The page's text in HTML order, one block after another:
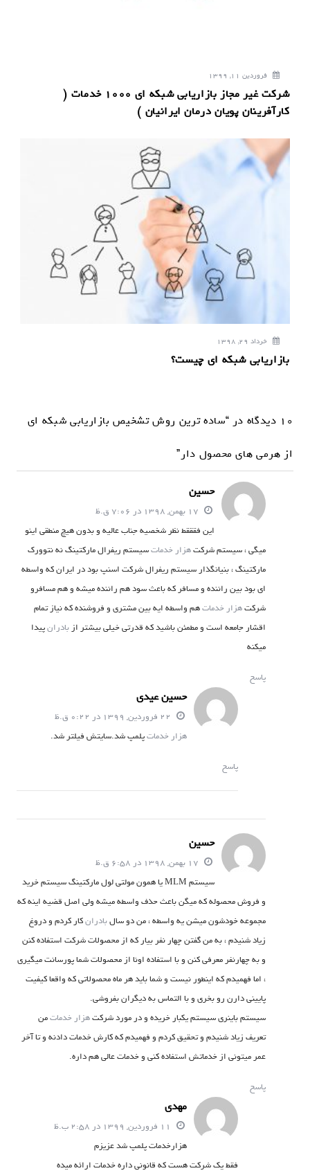
فروردین 11, 1399
شرکت غیر مجاز بازاریابی شبکه ای 1000 خدمات (
کارآفرینان پویان درمان ایرانیان )
خرداد 29, 1398
بازاریابی شبکه ای چیست؟
10 دیدگاه در “ساده ترین روش تشخیص بازاریابی شبکه ای
از هرمی های محصول دار”
حسین
این فقققط نظر شخصیه جناب عالیه و بدون هیچ منطقی اینو
میگی ، سیستم شرکتهزار خدماتسیستم ریفرال مارکتینگ نه نتوورک
مارکتینگ ، بنیانگذار سیستم ریفرال شرکت اسنپ بود در ایران که واسطه
ای بود بین راننده و مسافر که باعث سود هم راننده میشه و هم مسافرو
شرکتهزار خدماتهم واسطه ایه بین مشتری و فروشنده که نیاز تمام
اقشار جامعه است و مطمئن باشید که قدرتی خیلی بیشتر ازبادرانپیدا
میکنه
پاسخ
حسین عیدی
هزار خدماتپلمپ شد.سایتش فیلتر شد.
پاسخ
حسین
سیستم MLM یا همون مولتی لول مارکتینگ سیستم خرید
و فروش محصوله که میگن باعث حذف واسطه میشه ولی اصل قضیه اینه که
مجموعه خودشون میشن یه واسطه ، من دو سالبادرانکار کردم و دروغ
زیاد شنیدم ، به من گفتن چهار نفر بیار که از محصولات شرکت استفاده کنن
و به چهارنفر معرفی کنن و با استفاده اونا از محصولات شما پورسانت میگیری
، اما فهمیدم که اینطور نیست و شما باید هر ماه محصولاتی که واقعا کیفیت
پایینی دارن رو بخری و با التماس به دیگران بفروشی.
سیستم باینری سیستم یکبار خریده و در مورد شرکتهزار خدماتمن
تعریف زیاد شنیدم و تحقیق کردم و فهمیدم که کارش خدمات دادنه و تا آخر
عمر میتونی از خدماتش استفاده کنی و خدمات عالی هم داره.
پاسخ
مهدی
هزارخدمات پلمپ شد عزیزم
فقط یک شرکت هست که قانونی داره خدمات ارائه میده